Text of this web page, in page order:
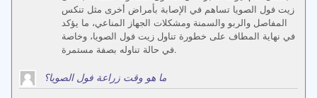
زيت فول الصويا تساهم في الإصابة بأمراض أخرى مثل تنكس
المفاصل والربو والسمنة ومشكلات الجهاز المناعي، ما يؤكد
في نهاية المطاف على خطورة تناول زيت فول الصويا، وخاصة
في حالة تناوله بصفة مستمرة.
ما هو وقت زراعة فول الصويا؟